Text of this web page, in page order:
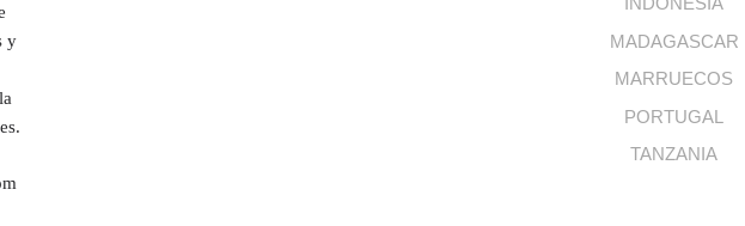
y
MADAGASCAR
MARRUECOS
PORTUGAL
TANZANIA